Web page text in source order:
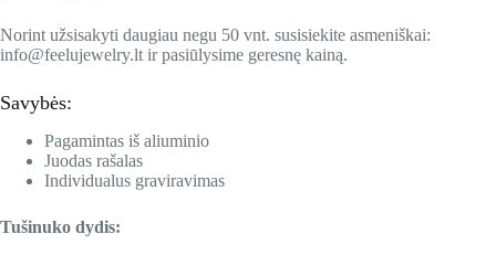
Norint užsisakyti daugiau negu 50 vnt. susisiekite asmeniškai:
info@feelujewelry.lt ir pasiūlysime geresnę kainą.
Savybės:
Pagamintas iš aliuminio
Juodas rašalas
Individualus graviravimas
Tušinuko dydis: